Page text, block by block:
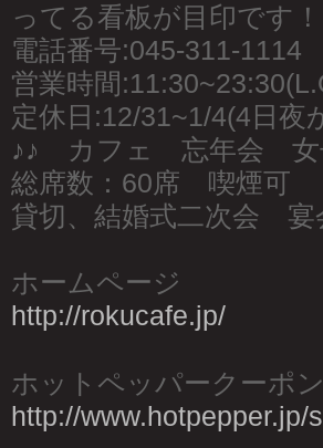
ってる看板が目印です！
電話番号:045-311-1114
営業時間
定休日:12/31~1/4(4日夜
♪♪ カフェ 忘年会
総席数：60席 喫煙可
貸切、結婚式二次会 宴
ホームページ
http://rokucafe.jp/
ホットペッパークーポン
http://www.hotpepper.jp/